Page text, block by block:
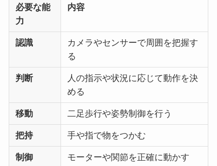
必要な能
力
内容
認識
カメラやセンサーで周囲を把握す
る
判断
人の指示や状況に応じて動作を決
める
移動 二足歩行や姿勢制御を行う
把持 手や指で物をつかむ
制御 モーターや関節を正確に動かす